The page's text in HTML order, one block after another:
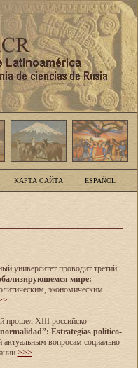
КАРТА САЙТА ESPAÑOL
университет проводит третий
мире:
экономическим
прошел XIII российско-
Estrategias político-
вопросам социально-
>>>